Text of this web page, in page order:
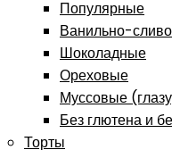
Популярные
Ванильно-
Шоколадные
Ореховые
Муссовые
Без глютена и
Торты